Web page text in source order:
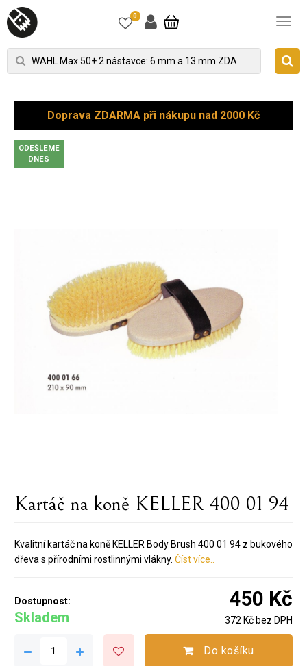
0
Doprava ZDARMA při nákupu nad 2000 Kč
ODEŠLEME
DNES
Kartáč na koně KELLER 400 01 94
Kvalitní kartáč na koně KELLER Body Brush 400 01 94 z bukového
dřeva s přírodními rostlinnými vlákny. Číst více..
Dostupnost:
Skladem
450 Kč
372 Kč bez DPH
Do košíku